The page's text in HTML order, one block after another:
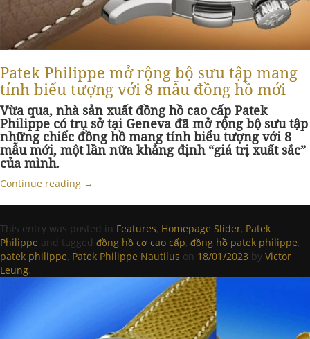
Patek Philippe mở rộng bộ sưu tập mang
tính biểu tượng với 8 mẫu đồng hồ mới
Vừa qua, nhà sản xuất đồng hồ cao cấp Patek
Philippe có trụ sở tại Geneva đã mở rộng bộ sưu tập
những chiếc đồng hồ mang tính biểu tượng với 8
mẫu mới, một lần nữa khẳng định “giá trị xuất sắc”
của mình.
Continue reading →
This entry was posted in Features, Homepage Slider, Patek
Philippe and tagged đồng hồ cơ cao cấp, đồng hồ patek philippe,
patek philippe, Patek Philippe Nautilus on 18/01/2023 by Victor
Leung.